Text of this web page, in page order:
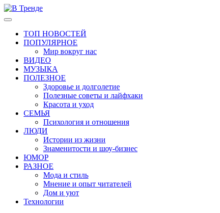
Перейти
к
Основное
ТОП НОВОСТЕЙ
ПОПУЛЯРНОЕ
Мир вокруг нас
ВИДЕО
МУЗЫКА
ПОЛЕЗНОЕ
Здоровье и долголетие
Полезные советы и лайфхаки
Красота и уход
СЕМЬЯ
Психология и отношения
ЛЮДИ
Истории из жизни
Знаменитости и шоу-бизнес
ЮМОР
РАЗНОЕ
Мода и стиль
Мнение и опыт читателей
Дом и уют
Технологии